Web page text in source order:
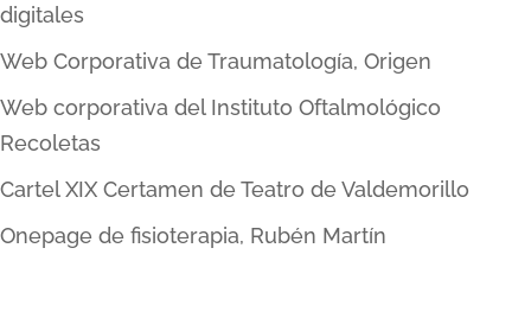
digitales
Web Corporativa de Traumatología, Origen
Web corporativa del Instituto Oftalmológico
Recoletas
Cartel XIX Certamen de Teatro de Valdemorillo
Onepage de fisioterapia, Rubén Martín